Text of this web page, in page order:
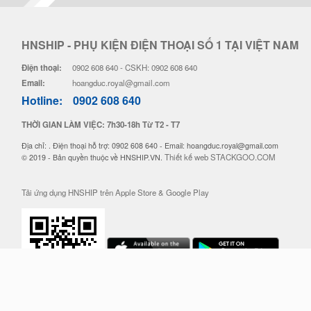
HNSHIP - PHỤ KIỆN ĐIỆN THOẠI SỐ 1 TẠI VIỆT NAM
Điện thoại: 0902 608 640 - CSKH: 0902 608 640
Email: hoangduc.royal@gmail.com
Hotline: 0902 608 640
THỜI GIAN LÀM VIỆC: 7h30-18h Từ T2 - T7
Địa chỉ: . Điện thoại hỗ trợ: 0902 608 640 - Email: hoangduc.royal@gmail.com
© 2019 - Bản quyền thuộc về HNSHIP.VN.Thiết kế web STACKGOO.COM
Tải ứng dụng HNSHIP trên Apple Store & Google Play